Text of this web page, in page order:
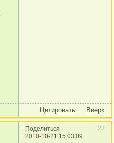
Цитировать Вверх
Поделиться
23
2010-10-21 15:03:09